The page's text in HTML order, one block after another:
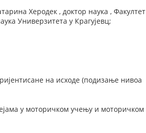
Херодек , доктор наука , Факултет
Универзитета у Крагујевц;
на исходе (подизање нивоа
у моторичком учењу и моторичком